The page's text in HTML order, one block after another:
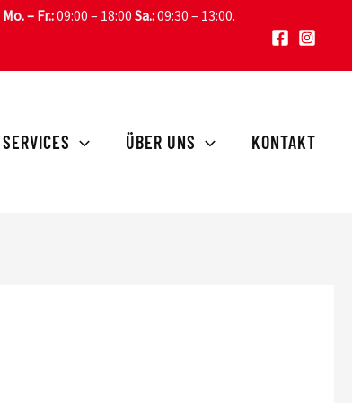
Mo. – Fr.:09:00 – 18:00 Sa.:09:30 – 13:00.
SERVICES ÜBER UNS KONTAKT